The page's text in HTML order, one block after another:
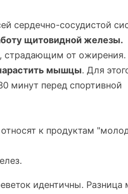
сердечно-сосудистой
щитовидной железы.
страдающим от ожирения.
мышцы. Для
минут перед спортивной
к продуктам
идентичны.